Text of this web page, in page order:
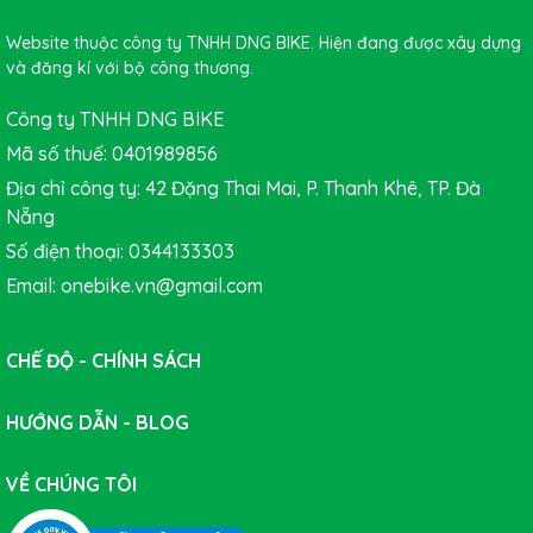
Xe đạp touring GIANT CROSTAR 2023 - Trắng
Hãy đến
Website thuộc công ty TNHH DNG BIKE. Hiện đang được xây dựng
và đăng kí với bộ công thương.
Công ty TNHH DNG BIKE
Mã số thuế: 0401989856
Địa chỉ công ty: 42 Đặng Thai Mai, P. Thanh Khê, TP. Đà
Nẵng
Số điện thoại: 0344133303
Email: onebike.vn@gmail.com
CHẾ ĐỘ - CHÍNH SÁCH
HƯỚNG DẪN - BLOG
VỀ CHÚNG TÔI